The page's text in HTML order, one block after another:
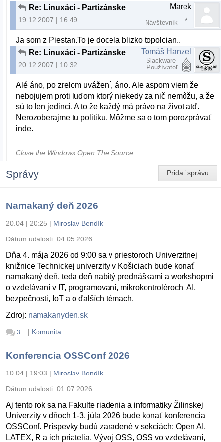
Re: Linuxáci - Partizánske
19.12.2007 | 16:49
Marek
Návštevník
Ja som z Piestan.To je docela blizko topolcian..
Re: Linuxáci - Partizánske
20.12.2007 | 10:32
Tomáš Hanzel
Slackware
Používateľ
Alé áno, po zrelom uvážení, áno. Ale aspom viem že
nebojujem proti luďom ktorý niekedy za nič nemôžu, a že
sú to len jedinci. A to že každý má právo na život atď.
Nerozoberajme tu politiku. Môžme sa o tom porozprávať
inde.
Close the Windows Open The Source
Pridať správu
Správy
Namakaný deň 2026
20.04 | 20:25 | Miroslav Bendík
Dátum udalosti: 04.05.2026
Dňa 4. mája 2026 od 9:00 sa v priestoroch Univerzitnej
knižnice Technickej univerzity v Košiciach bude konať
namakaný deň, teda deň nabitý prednáškami a workshopmi
o vzdelávaní v IT, programovaní, mikrokontroléroch, AI,
bezpečnosti, IoT a o ďalších témach.
Zdroj: namakanyden.sk
3 | Komunita
Konferencia OSSConf 2026
10.04 | 19:03 | Miroslav Bendík
Dátum udalosti: 01.07.2026
Aj tento rok sa na Fakulte riadenia a informatiky Žilinskej
Univerzity v dňoch 1-3. júla 2026 bude konať konferencia
OSSConf. Príspevky budú zaradené v sekciách: Open AI,
LATEX, R a ich priatelia, Vývoj OSS, OSS vo vzdelávaní,